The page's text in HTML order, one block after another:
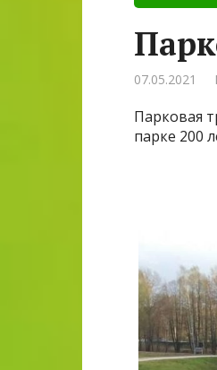
07.05.2021
Парковая
парке 200